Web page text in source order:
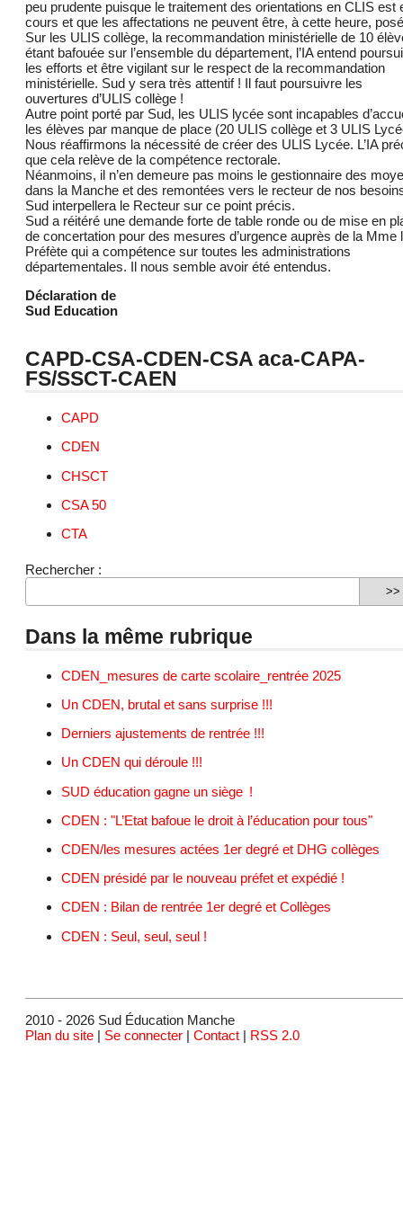
peu prudente puisque le traitement des orientations en CLIS est
cours et que les affectations ne peuvent être, à cette heure,
Sur les ULIS collège, la recommandation ministérielle de 10
étant bafouée sur l’ensemble du département, l’IA entend
les efforts et être vigilant sur le respect de la recommandation
ministérielle. Sud y sera très attentif ! Il faut poursuivre les
ouvertures d’ULIS collège !
Autre point porté par Sud, les ULIS lycée sont incapables
les élèves par manque de place (20 ULIS collège et 3 ULIS
Nous réaffirmons la nécessité de créer des ULIS Lycée. L’IA
que cela relève de la compétence rectorale.
Néanmoins, il n’en demeure pas moins le gestionnaire des
dans la Manche et des remontées vers le recteur de nos
Sud interpellera le Recteur sur ce point précis.
Sud a réitéré une demande forte de table ronde ou de mise en
de concertation pour des mesures d’urgence auprès de la Mme
Préfète qui a compétence sur toutes les administrations
départementales. Il nous semble avoir été entendus.
Déclaration de
Sud Education
CAPD-CSA-CDEN-CSA aca-CAPA-
FS/SSCT-CAEN
CAPD
CDEN
CHSCT
CSA 50
CTA
Rechercher :
Dans la même rubrique
CDEN_mesures de carte scolaire_rentrée 2025
Un CDEN, brutal et sans surprise !!!
Derniers ajustements de rentrée !!!
Un CDEN qui déroule !!!
SUD éducation gagne un siège !
CDEN : "L’Etat bafoue le droit à l’éducation pour tous"
CDEN/les mesures actées 1er degré et DHG collèges
CDEN présidé par le nouveau préfet et expédié !
CDEN : Bilan de rentrée 1er degré et Collèges
CDEN : Seul, seul, seul !
2010 - 2026 Sud Éducation Manche
Plan du site
Se connecter Contact RSS 2.0